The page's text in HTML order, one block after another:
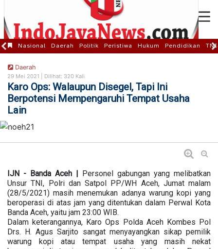
Nasional Daerah Politik Peristiwa Hukum Pendidikan
Daerah
29 Mei 2021 | Dilihat: 320 Kali
Karo Ops: Walaupun Disegel, Tapi Ini
Berpotensi Mempengaruhi Tempat Usaha
Lain
IJN - Banda Aceh | Personel gabungan yang melibatkan
Unsur TNI, Polri dan Satpol PP/WH Aceh, Jumat malam
(28/5/2021) masih menemukan adanya warung kopi yang
beroperasi di atas jam yang ditentukan dalam Perwal Kota
Banda Aceh, yaitu jam 23:00 WIB.
Dalam keterangannya, Karo Ops Polda Aceh Kombes Pol
Drs. H. Agus Sarjito sangat menyayangkan sikap pemilik
warung kopi atau tempat usaha yang masih nekat